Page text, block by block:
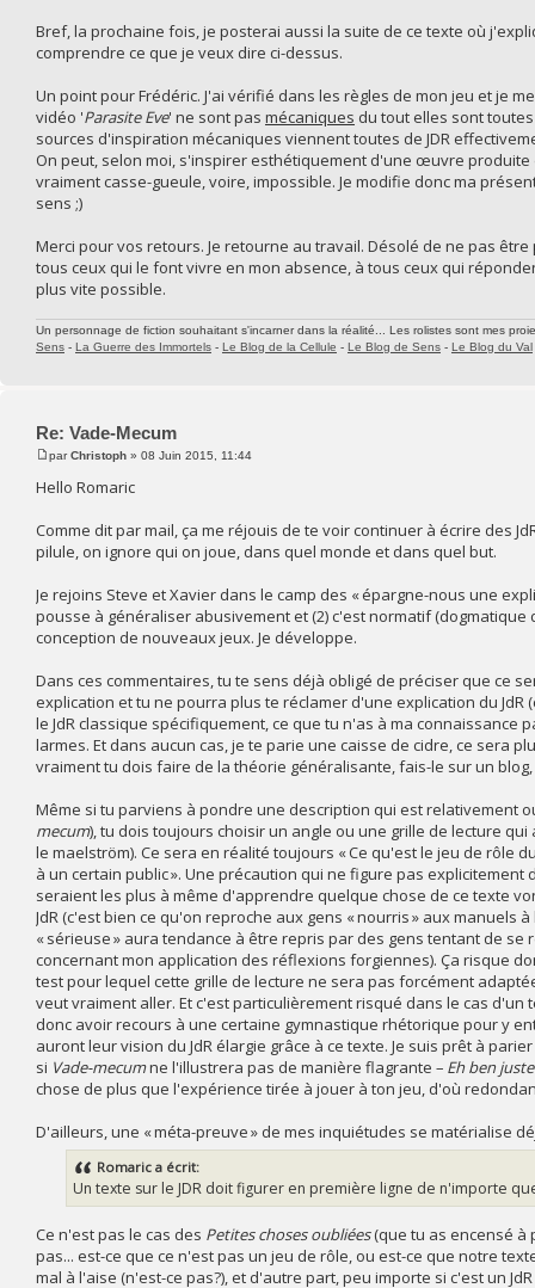
Bref, la prochaine fois, je posterai aussi la suite de ce texte où
comprendre ce que je veux dire ci-dessus.
Un point pour Frédéric. J'ai vérifié dans les règles de mon jeu et je
vidéo 'Parasite Eve' ne sont pas mécaniques du tout elles sont
sources d'inspiration mécaniques viennent toutes de JDR
On peut, selon moi, s'inspirer esthétiquement d'une œuvre
vraiment casse-gueule, voire, impossible. Je modifie donc ma
sens ;)
Merci pour vos retours. Je retourne au travail. Désolé de ne pas
tous ceux qui le font vivre en mon absence, à tous ceux qui
plus vite possible.
Un personnage de fiction souhaitant s'incarner dans la réalité... Les rolistes sont mes
Sens - La Guerre des Immortels - Le Blog de la Cellule - Le Blog de Sens - Le Blog du Val
Re: Vade-Mecum
parChristoph » 08 Juin 2015, 11:44
Hello Romaric
Comme dit par mail, ça me réjouis de te voir continuer à écrire des
pilule, on ignore qui on joue, dans quel monde et dans quel but.
Je rejoins Steve et Xavier dans le camp des « épargne-nous une
pousse à généraliser abusivement et (2) c'est normatif
conception de nouveaux jeux. Je développe.
Dans ces commentaires, tu te sens déjà obligé de préciser que ce
explication et tu ne pourra plus te réclamer d'une explication du
le JdR classique spécifiquement, ce que tu n'as à ma
larmes. Et dans aucun cas, je te parie une caisse de cidre, ce sera
vraiment tu dois faire de la théorie généralisante, fais-le sur un
Même si tu parviens à pondre une description qui est relativement
mecum), tu dois toujours choisir un angle ou une grille de lecture
le maelström). Ce sera en réalité toujours « Ce qu'est le jeu de rôle
à un certain public ». Une précaution qui ne figure pas
seraient les plus à même d'apprendre quelque chose de ce texte
JdR (c'est bien ce qu'on reproche aux gens « nourris » aux
« sérieuse » aura tendance à être repris par des gens tentant de
concernant mon application des réflexions forgiennes). Ça risque
test pour lequel cette grille de lecture ne sera pas forcément
veut vraiment aller. Et c'est particulièrement risqué dans le cas
donc avoir recours à une certaine gymnastique rhétorique pour y
auront leur vision du JdR élargie grâce à ce texte. Je suis prêt à
si Vade-mecumne l'illustrera pas de manière flagrante – Eh ben
chose de plus que l'expérience tirée à jouer à ton jeu, d'où
D'ailleurs, une « méta-preuve » de mes inquiétudes se matérialise
Romaric a écrit:
Un texte sur le JDR doit figurer en première ligne de n'importe
Ce n'est pas le cas des Petites choses oubliées(que tu as encensé à
pas... est-ce que ce n'est pas un jeu de rôle, ou est-ce que notre
mal à l'aise (n'est-ce pas?), et d'autre part, peu importe si c'est un